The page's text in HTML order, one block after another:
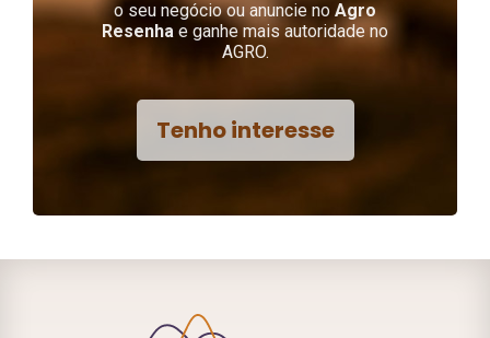
o seu negócio ou anuncie no Agro
Resenha e ganhe mais autoridade no
AGRO.
Tenho interesse